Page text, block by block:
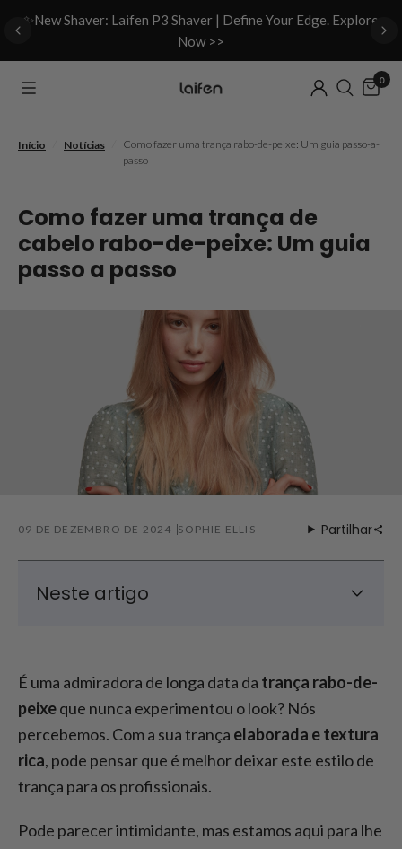
✨New Shaver: Laifen P3 Shaver | Define Your Edge. Explore
Now >>
0
Início Notícias
Como fazer uma trança rabo-de-peixe: Um guia passo-a-
passo
Como fazer uma trança de
cabelo rabo-de-peixe: Um guia
passo a passo
09 DE DEZEMBRO DE 2024 SOPHIE ELLIS Partilhar
Neste artigo
guia passo a passo
Outras formas de usar uma trança rabo-
de-peixe
É uma admiradora de longa data da trança rabo-de-
peixeque nunca experimentou o look? Nós
percebemos. Com a sua trança elaborada e textura
rica, pode pensar que é melhor deixar este estilo de
trança para os profissionais.
Pode parecer intimidante, mas estamos aqui para lhe